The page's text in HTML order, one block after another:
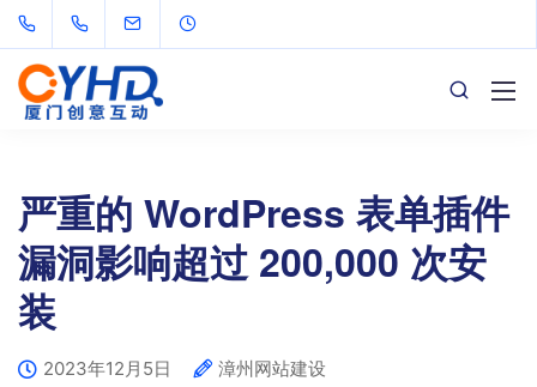
严重的 WordPress 表单插件
漏洞影响超过 200,000 次安
装
2023年12月5日
漳州网站建设